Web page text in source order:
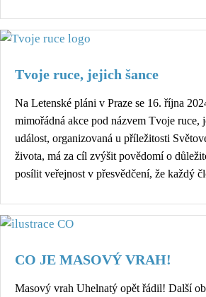
Tvoje ruce, jejich šance
Na Letenské pláni v Praze se 16. října
mimořádná akce pod názvem Tvoje ruce,
událost, organizovaná u příležitosti
života, má za cíl zvýšit povědomí o
posílit veřejnost v přesvědčení, že každý
CO JE MASOVÝ VRAH!
Masový vrah Uhelnatý opět řádil! Další